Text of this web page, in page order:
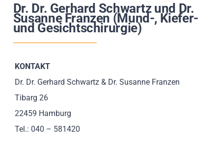
Über uns
SUCHE
Dr. Dr. Gerhard Schwartz und Dr.
Susanne Franzen (Mund-, Kiefer-
und Gesichtschirurgie)
KONTAKT
Dr. Dr. Gerhard Schwartz & Dr. Susanne Franzen
Tibarg 26
22459 Hamburg
Tel.: 040 – 581420